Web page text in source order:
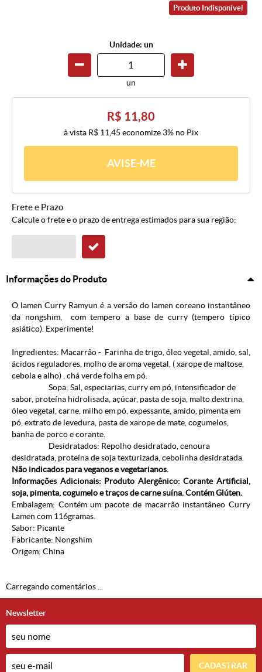
Produto Indisponível
Unidade: un
un
R$ 11,80
à vista R$ 11,45 economize 3% no Pix
AVISE-ME
Frete e Prazo
Calcule o frete e o prazo de entrega estimados para sua região:
Informações do Produto
O lamen Curry Ramyun é a versão do lamen coreano instantâneo
da nongshim, com tempero a base de curry (tempero típico
asiático). Experimente!
Ingredientes: Macarrão - Farinha de trigo, óleo vegetal, amido, sal,
ácidos reguladores, molho de aroma vegetal, ( xarope de maltose,
cebola e alho) , chá verde folha em pó
Sopa: Sal, especiarias, curry em pó, intensificador de
sabor, proteína hidrolisada, açúcar, pasta de soja, malto dextrina,
óleo vegetal, carne, milho em pó, expessante, amido, pimenta em
pó, extrato de levedura, pasta de xarope de mate, cogumelos,
banha de porco e corante.
Desidratados: Repolho desidratado, cenoura
desidratada, proteína de soja texturizada, cebolinha desidratada.
Não indicados para veganos e vegetarianos.
Informações Adicionais: Produto Alergênico: Corante Artificial,
soja, pimenta, cogumelo e traços de carne suína. Contém Glúten.
Embalagem: Contém um pacote de macarrão instantâneo Curry
Lamen com 116gramas.
Sabor: Picante
Fabricante: Nongshim
Origem: China
Carregando comentários ...
Newsletter
CADASTRAR